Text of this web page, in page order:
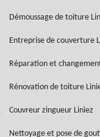
Démoussage de toiture
Entreprise de couverture
Réparation et
Rénovation de toiture
Couvreur zingueur Liniez
Nettoyage et pose de